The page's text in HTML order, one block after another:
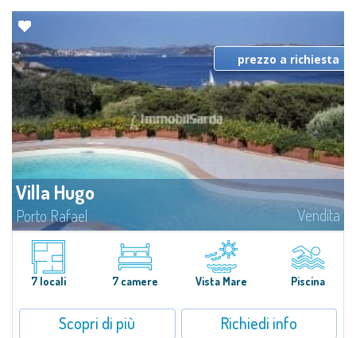
Villa Hugo
Porto Rafael Vendita
Nell'esclusiva e pittoresca località di Porto Rafael, sorge Villa Hugo, una
delle più ampie ville di Porto Rafael, affascinante proprietà caratterizzata da
un'invidiabile posizione panoramica...
prezzo a richiesta
7 locali 7 camere Vista Mare Piscina
Scopri di più Richiedi info